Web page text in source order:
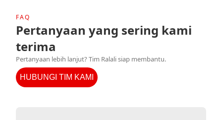
FAQ
Pertanyaan yang sering kami
terima
Pertanyaan lebih lanjut? Tim Ralali siap membantu.
HUBUNGI TIM KAMI